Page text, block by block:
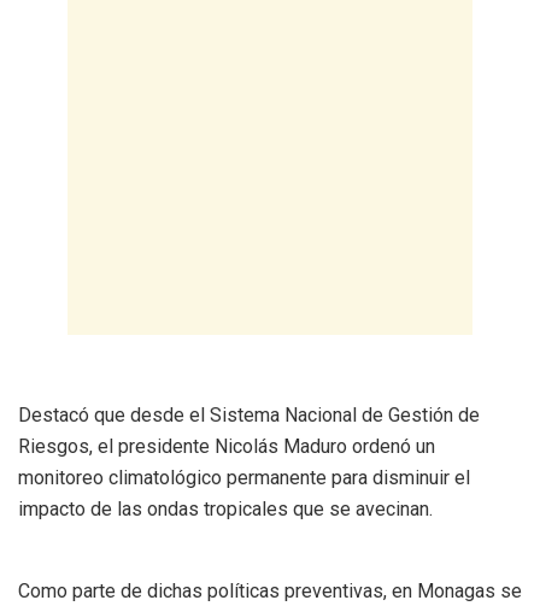
Destacó que desde el Sistema Nacional de Gestión de
Riesgos, el presidente Nicolás Maduro ordenó un
monitoreo climatológico permanente para disminuir el
impacto de las ondas tropicales que se avecinan.
Como parte de dichas políticas preventivas, en Monagas se